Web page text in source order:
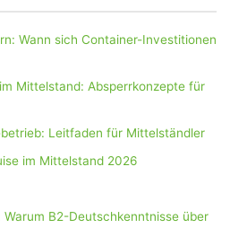
Wann sich Container-Investitionen
Mittelstand: Absperrkonzepte für
Leitfaden für Mittelständler
im Mittelstand 2026
B2-Deutschkenntnisse über